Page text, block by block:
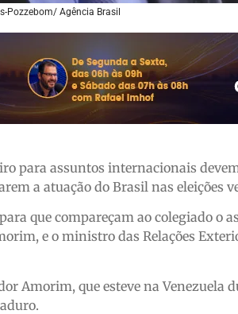
Pozzebom/ Agência Brasil
para assuntos internacionais
a atuação do Brasil nas eleições
que compareçam ao colegiado o
e o ministro das Relações
Amorim, que esteve na Venezuela